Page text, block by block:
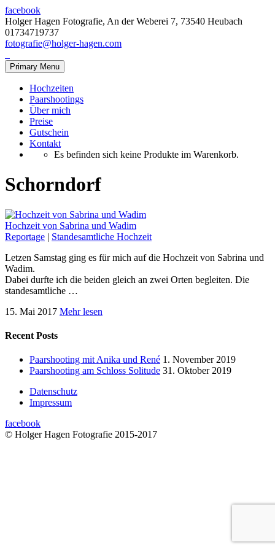
facebook
Holger Hagen Fotografie, An der Weberei 7, 73540 Heubach
01734719737
fotografie@holger-hagen.com
Primary Menu
Hochzeiten
Paarshootings
Über mich
Preise
Gutschein
Kontakt
Es befinden sich keine Produkte im Warenkorb.
Schorndorf
Hochzeit von Sabrina und Wadim
Reportage | Standesamtliche Hochzeit
Letzen Samstag ging es für mich auf die Hochzeit von Sabrina und
Wadim.
Dabei durfte ich die beiden gleich an zwei Orten begleiten. Die
standesamtliche …
15. Mai 2017 Mehr lesen
Recent Posts
Paarshooting mit Anika und René 1. November 2019
Paarshooting am Schloss Solitude 31. Oktober 2019
Datenschutz
Impressum
facebook
© Holger Hagen Fotografie 2015-2017